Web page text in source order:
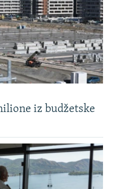
iz budžetske